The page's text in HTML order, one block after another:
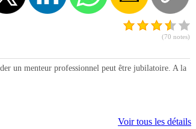
(70 notes)
un menteur professionnel peut être jubilatoire. A la
Voir tous les détails